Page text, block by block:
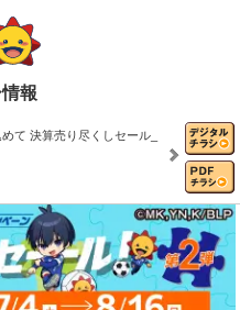
報
て 決算売り尽くしセール_